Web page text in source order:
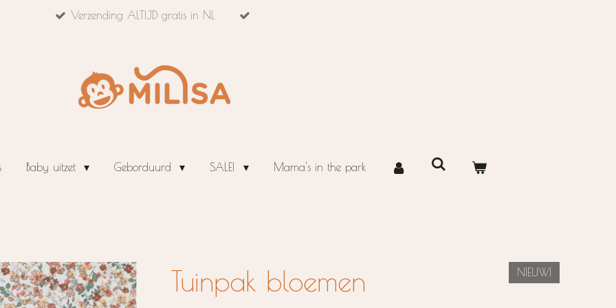
Verzending ALTIJD gratis in NL
Baby uitzet Geborduurd SALE! Mama's in the park
Tuinpak bloemen NIEUW!